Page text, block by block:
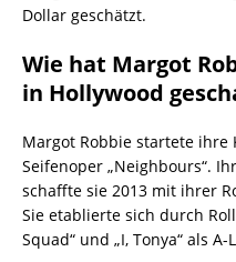
Dollar geschätzt.
Wie hat Margot
in Hollywood
Margot Robbie startete
Seifenoper „Neighbours“.
schaffte sie 2013 mit ihrer
Sie etablierte sich durch
Squad“ und „I, Tonya“ als